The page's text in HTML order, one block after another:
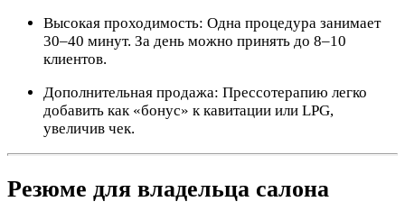
Высокая проходимость: Одна процедура занимает
30–40 минут. За день можно принять до 8–10
клиентов.
Дополнительная продажа: Прессотерапию легко
добавить как «бонус» к кавитации или LPG,
увеличив чек.
Резюме для владельца салона